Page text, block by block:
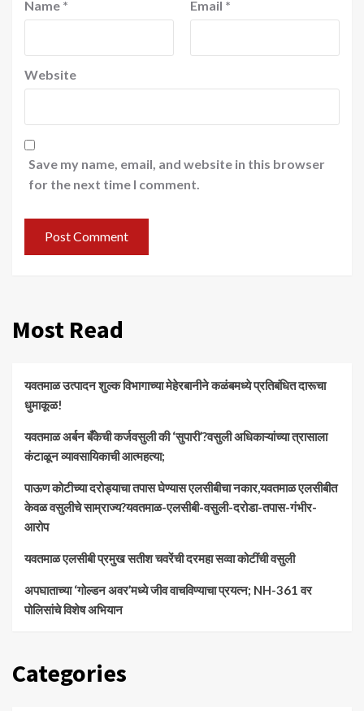
Name * Email *
Website
Save my name, email, and website in this browser
for the next time I comment.
Most Read
यवतमाळ उत्पादन शुल्क विभागाच्या मेहेरबानीने कळंबमध्ये प्रतिबंधित दारूचा
धुमाकूळ!
​यवतमाळ अर्बन बँकेची कर्जवसुली की ‘सुपारी’?वसुली अधिकाऱ्यांच्या त्रासाला
कंटाळून व्यावसायिकाची आत्महत्या;
पाऊण कोटीच्या दरोड्याचा तपास घेण्यास एलसीबीचा नकार,यवतमाळ एलसीबीत
केवळ वसुलीचे साम्राज्य?यवतमाळ-एलसीबी-वसुली-दरोडा-तपास-गंभीर-
आरोप
यवतमाळ एलसीबी प्रमुख सतीश चवरेंची दरमहा सव्वा कोटींची वसुली
अपघाताच्या ‘गोल्डन अवर’मध्ये जीव वाचविण्याचा प्रयत्न; NH-361 वर
पोलिसांचे विशेष अभियान
Categories